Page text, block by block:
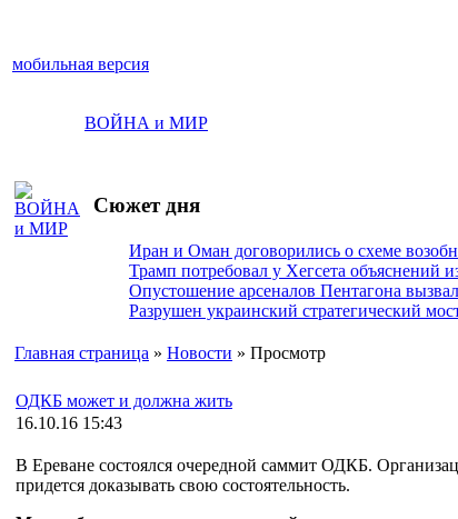
мобильная версия
ВОЙНА и МИР
Сюжет дня
Иран и Оман договорились о схеме
Трамп потребовал у Хегсета объяснений
Опустошение арсеналов Пентагона
Разрушен украинский стратегический
Главная страница » Новости » Просмотр
ОДКБ может и должна жить
16.10.16 15:43
В Ереване состоялся очередной саммит ОДКБ.
придется доказывать свою состоятельность.